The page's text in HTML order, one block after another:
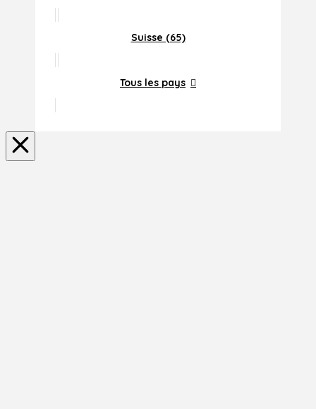
Suisse (65)
Tous les pays